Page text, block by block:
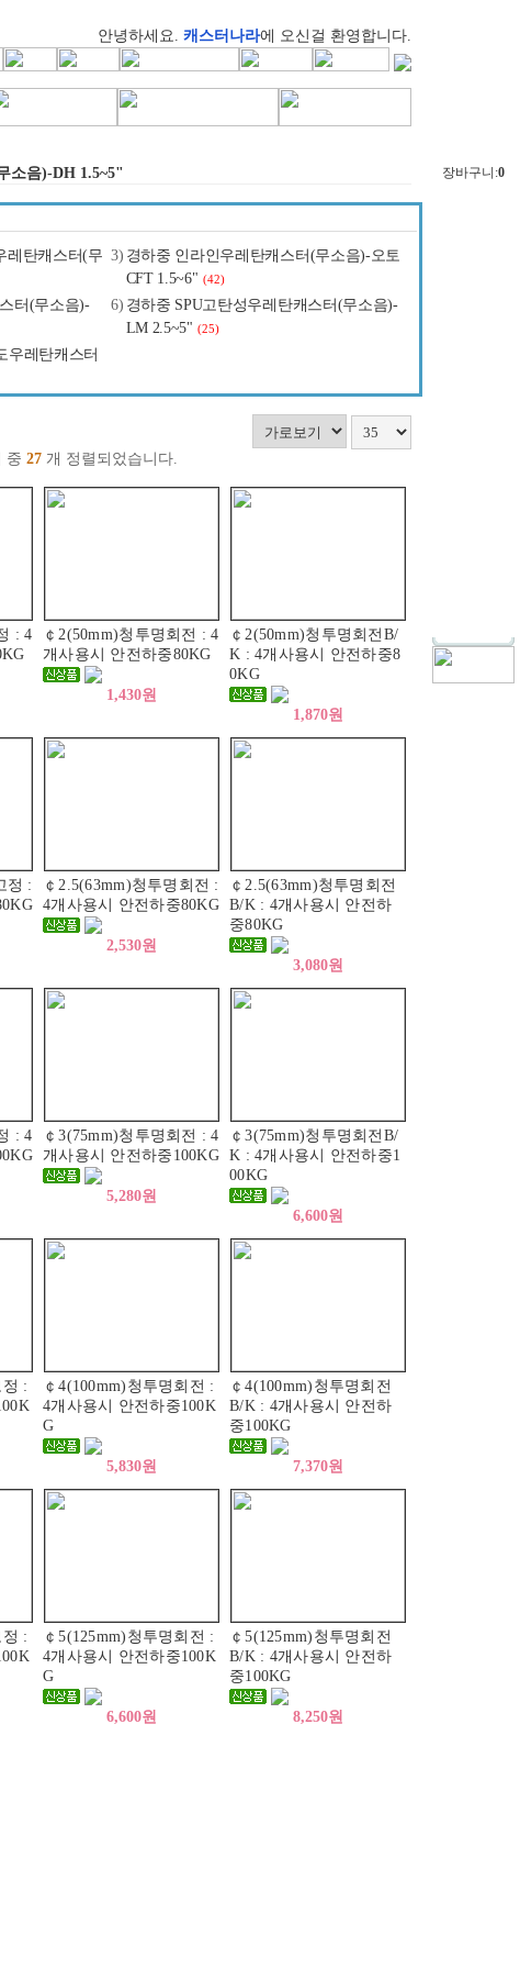
안녕하세요. 캐스터나라에 오신걸 환영합니다.
소음)-DH 1.5~5"
레탄캐스터(무 3) 경하중 인라인우레탄캐스터(무소음)-오토
CFT 1.5~6" (42)
터(무소음)-
6) 경하중 SPU고탄성우레탄캐스터(무소음)-
LM 2.5~5" (25)
우레탄캐스터
중 27개 정렬되었습니다.
: 4
￠2(50mm)청투명회전 : 4
개사용시 안전하중80KG
1,430원
￠2(50mm)청투명회전B/
K : 4개사용시 안전하중8
0KG
1,870원
정 :
￠2.5(63mm)청투명회전 :
4개사용시 안전하중80KG
2,530원
￠2.5(63mm)청투명회전
B/K : 4개사용시 안전하
중80KG
3,080원
: 4
￠3(75mm)청투명회전 : 4
개사용시 안전하중100KG
5,280원
￠3(75mm)청투명회전B/
K : 4개사용시 안전하중1
00KG
6,600원
정 :
￠4(100mm)청투명회전 :
4개사용시 안전하중100K
G
5,830원
￠4(100mm)청투명회전
B/K : 4개사용시 안전하
중100KG
7,370원
정 :
￠5(125mm)청투명회전 :
4개사용시 안전하중100K
G
6,600원
￠5(125mm)청투명회전
B/K : 4개사용시 안전하
중100KG
8,250원
장바구니:0